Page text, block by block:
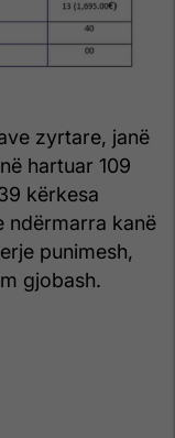
zyrtare, janë
hartuar 109
kërkesa
ndërmarra kanë
punimesh,
gjobash.